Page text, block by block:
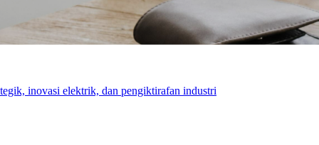
inovasi elektrik, dan pengiktirafan industri